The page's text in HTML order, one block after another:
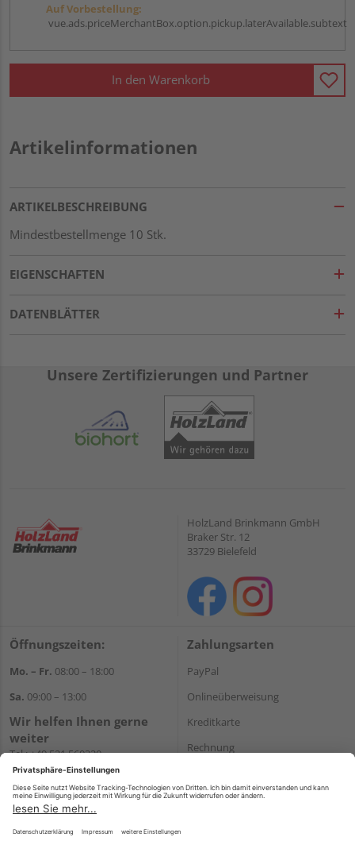
Auf Vorbestellung:
vue.ads.priceMerchantBox.option.pickup.laterAvailable.subtext
In den Warenkorb
Artikelinformationen
ARTIKELBESCHREIBUNG
Mindestbestellmenge 10 Stk.
EIGENSCHAFTEN
DATENBLÄTTER
Unsere Zertifizierungen und Partner
HolzLand Brinkmann GmbH
Braker Str. 12
33729 Bielefeld
Öffnungszeiten:
Mo. – Fr. 08:00 – 18:00
Sa. 09:00 – 13:00
Wir helfen Ihnen gerne
weiter
Tel.:+49 521 560320
E-Mail:shop@holzland-
brinkmann.de
Zahlungsarten
PayPal
Onlineüberweisung
Kreditkarte
Rechnung
Versand